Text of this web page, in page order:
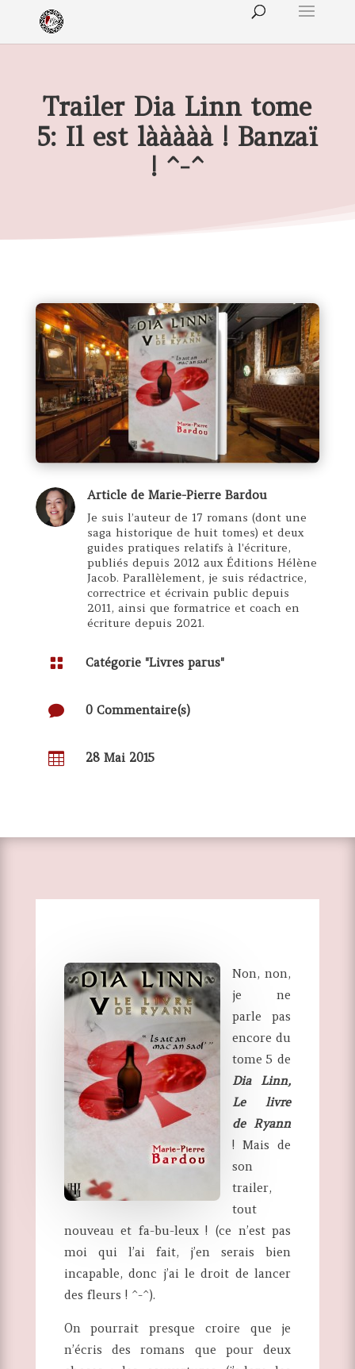
Trailer Dia Linn tome
5: Il est lààààà ! Banzaï
! ^-^
Article de Marie-Pierre Bardou
Je suis l’auteur de 17 romans (dont une
saga historique de huit tomes) et deux
guides pratiques relatifs à l'écriture,
publiés depuis 2012 aux Éditions Hélène
Jacob. Parallèlement, je suis rédactrice,
correctrice et écrivain public depuis
2011, ainsi que formatrice et coach en
écriture depuis 2021.
 Catégorie "Livres parus"
 0 Commentaire(s)
 28 Mai 2015
Non, non,
je ne
parle pas
encore du
tome 5 de
Dia Linn,
Le livre
de Ryann
! Mais de
son
trailer,
tout
nouveau et fa-bu-leux ! (ce n’est pas
moi qui l’ai fait, j’en serais bien
incapable, donc j’ai le droit de lancer
des fleurs ! ^-^).
On pourrait presque croire que je
n’écris des romans que pour deux